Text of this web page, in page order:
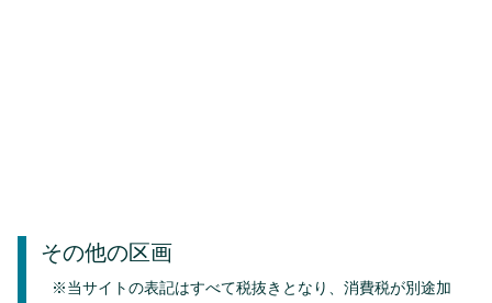
その他の区画
※当サイトの表記はすべて税抜きとなり、消費税が別途加